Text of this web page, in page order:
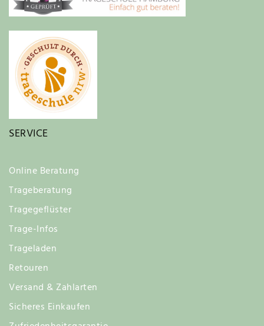
SERVICE
Online Beratung
Trageberatung
Tragegeflüster
Trage-Infos
Trageladen
Retouren
Versand & Zahlarten
Sicheres Einkaufen